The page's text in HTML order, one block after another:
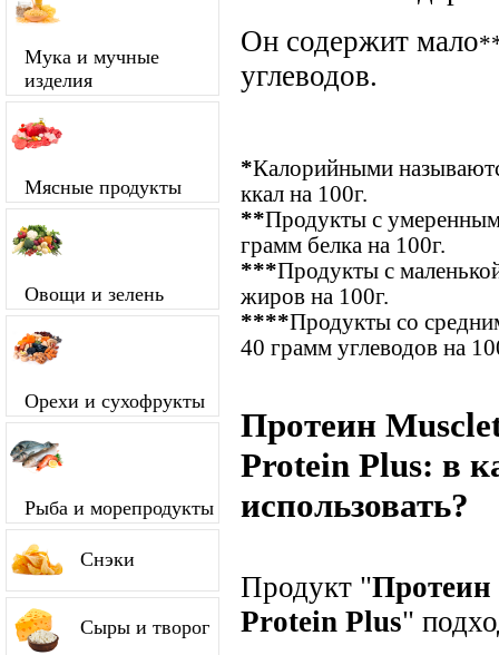
Мука и мучные
изделия
Мясные продукты
Овощи и зелень
Орехи и сухофрукты
Рыба и морепродукты
Снэки
Сыры и творог
Он содержит мало
углеводов.
*Калорийными
ккал на 100г.
**Продукты с
грамм белка на 100г.
***Продукты с
жиров на 100г.
****Продукты со
40 грамм углеводов на
Протеин
Protein Plus: в
использовать?
Продукт "Протеин
Protein Plus"